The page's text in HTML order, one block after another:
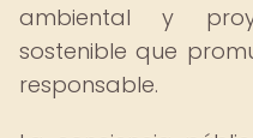
ambiental y
sostenible que
responsable.